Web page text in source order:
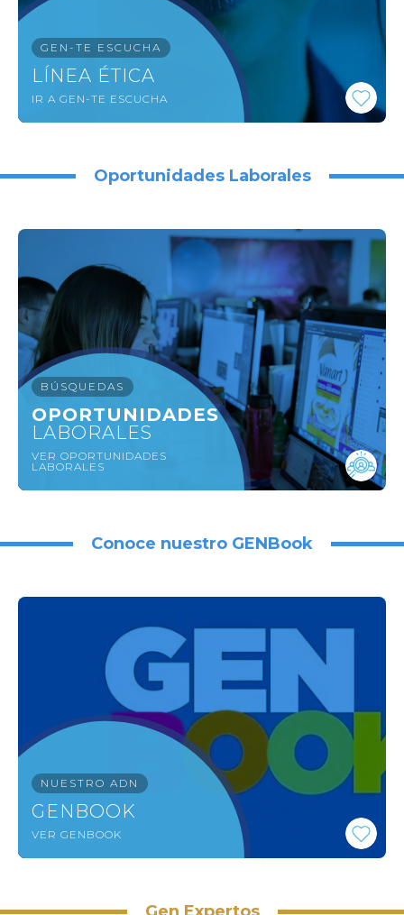
GEN-TE ESCUCHA
LÍNEA ÉTICA
IR A GEN-TE ESCUCHA
Oportunidades Laborales
BÚSQUEDAS
OPORTUNIDADES
LABORALES
VER OPORTUNIDADES
LABORALES
Conoce nuestro GENBook
NUESTRO ADN
GENBOOK
VER GENBOOK